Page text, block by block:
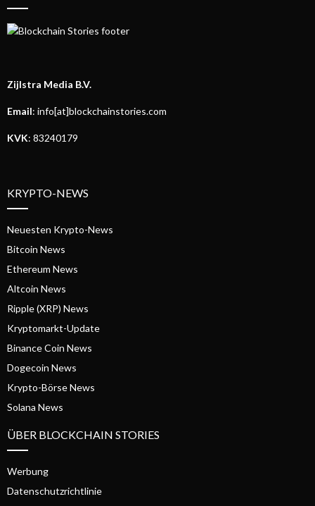
Zijlstra Media B.V.
Email: info[at]blockchainstories.com
KVK: 83240179
KRYPTO-NEWS
Neuesten Krypto-News
Bitcoin News
Ethereum News
Altcoin News
Ripple (XRP) News
Kryptomarkt-Update
Binance Coin News
Dogecoin News
Krypto-Börse News
Solana News
ÜBER BLOCKCHAIN STORIES
Werbung
Datenschutzrichtlinie